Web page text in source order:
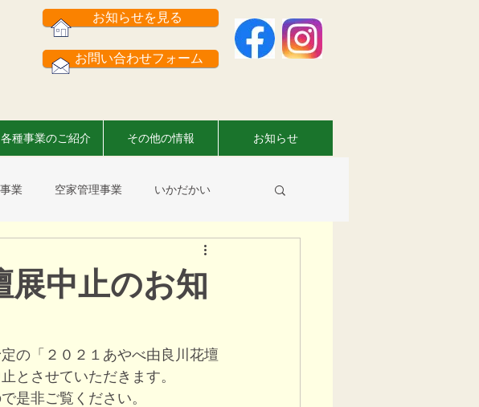
お知らせを見る
お問い合わせフォーム
各種事業のご紹介 その他の情報 お知らせ
業 空家管理事業 いかだかい
会員さんのお仕事情報
展中止のお知
の「２０２１あやべ由良川花壇
とさせていただきます。
是非ご覧ください。